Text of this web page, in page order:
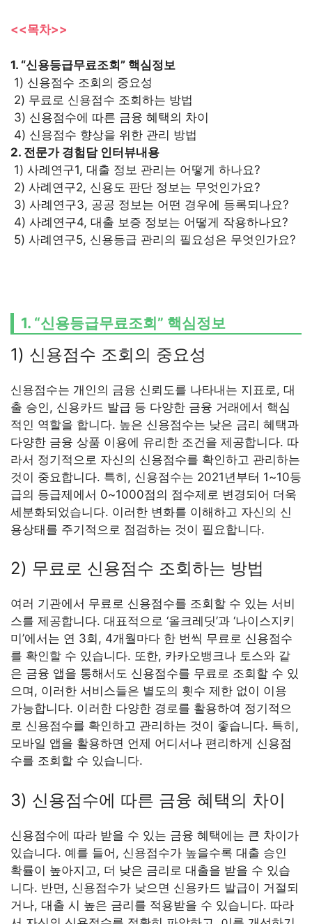
<<목차>>
1. “신용등급무료조회” 핵심정보
1) 신용점수 조회의 중요성
2) 무료로 신용점수 조회하는 방법
3) 신용점수에 따른 금융 혜택의 차이
4) 신용점수 향상을 위한 관리 방법
2. 전문가 경험담 인터뷰내용
1) 사례연구1, 대출 정보 관리는 어떻게 하나요?
2) 사례연구2, 신용도 판단 정보는 무엇인가요?
3) 사례연구3, 공공 정보는 어떤 경우에 등록되나요?
4) 사례연구4, 대출 보증 정보는 어떻게 작용하나요?
5) 사례연구5, 신용등급 관리의 필요성은 무엇인가요?
1. “신용등급무료조회” 핵심정보
1) 신용점수 조회의 중요성
신용점수는 개인의 금융 신뢰도를 나타내는 지표로, 대
출 승인, 신용카드 발급 등 다양한 금융 거래에서 핵심
적인 역할을 합니다. 높은 신용점수는 낮은 금리 혜택과
다양한 금융 상품 이용에 유리한 조건을 제공합니다. 따
라서 정기적으로 자신의 신용점수를 확인하고 관리하는
것이 중요합니다. 특히, 신용점수는 2021년부터 1~10등
급의 등급제에서 0~1000점의 점수제로 변경되어 더욱
세분화되었습니다. 이러한 변화를 이해하고 자신의 신
용상태를 주기적으로 점검하는 것이 필요합니다.
2) 무료로 신용점수 조회하는 방법
여러 기관에서 무료로 신용점수를 조회할 수 있는 서비
스를 제공합니다. 대표적으로 ‘올크레딧’과 ‘나이스지키
미’에서는 연 3회, 4개월마다 한 번씩 무료로 신용점수
를 확인할 수 있습니다. 또한, 카카오뱅크나 토스와 같
은 금융 앱을 통해서도 신용점수를 무료로 조회할 수 있
으며, 이러한 서비스들은 별도의 횟수 제한 없이 이용
가능합니다. 이러한 다양한 경로를 활용하여 정기적으
로 신용점수를 확인하고 관리하는 것이 좋습니다. 특히,
모바일 앱을 활용하면 언제 어디서나 편리하게 신용점
수를 조회할 수 있습니다.
3) 신용점수에 따른 금융 혜택의 차이
신용점수에 따라 받을 수 있는 금융 혜택에는 큰 차이가
있습니다. 예를 들어, 신용점수가 높을수록 대출 승인
확률이 높아지고, 더 낮은 금리로 대출을 받을 수 있습
니다. 반면, 신용점수가 낮으면 신용카드 발급이 거절되
거나, 대출 시 높은 금리를 적용받을 수 있습니다. 따라